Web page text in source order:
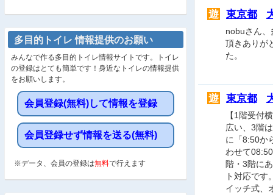
遊 東京都
nobuさん
頂きありが
た。
遊 東京都
【1階受付
広い、3階
に「8:50か
わせて
階・3階に
ト対応で
イッチ式、
多目的トイレ 情報提供のお願い
みんなで作る多目的トイレ情報サイトです。トイレ
の登録はとても簡単です！身近なトイレの情報提供
をお願いします。
会員登録(無料)して情報を登録
会員登録せず情報を送る(無料)
※データ、会員の登録は無料で行えます